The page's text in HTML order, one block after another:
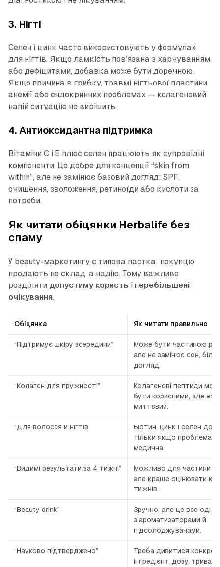
3. Нігті
Селен і цинк часто використовують у формулах
для нігтів. Якщо ламкість пов’язана з харчуванням
або дефіцитами, добавка може бути доречною.
Якщо причина в грибку, травмі нігтьової пластини,
анемії або ендокринних проблемах — колагеновий
напій ситуацію не вирішить.
4. Антиоксидантна підтримка
Вітаміни C і E плюс селен працюють як супровідні
компоненти. Це добре для концепції “skin from
within”, але не замінює базовий догляд: SPF,
очищення, зволоження, ретиноїди або кислоти за
потреби.
Як читати обіцянки Herbalife без
спаму
У beauty-маркетингу є типова пастка: покупцю
продають не склад, а надію. Тому важливо
розділяти допустиму користь і перебільшені
очікування.
Обіцянка Як читати правильно
“Підтримує шкіру зсередини”
Може бути частиною
але не замінює сон,
догляд.
“Колаген для пружності”
Колагенові пептиди
бути корисними, але
миттєвий.
“Для волосся й нігтів”
Біотин, цинк і селен
тільки якщо проблема
медична.
“Видимі результати за 4 тижні”
Можливо для частини
але краще оцінювати
тижнів.
“Beauty drink”
Зручно, але це все одно
з ароматизаторами й
підсолоджувачами.
“Науково підтверджено”
Треба дивитися
інгредієнт, дозу,